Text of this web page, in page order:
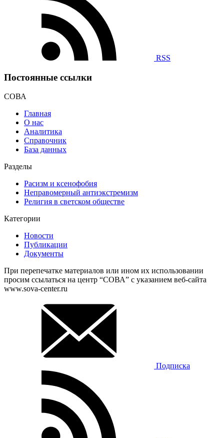
RSS
Постоянные ссылки
СОВА
Главная
О нас
Аналитика
Справочник
База данных
Разделы
Расизм и ксенофобия
Неправомерный антиэкстремизм
Религия в светском обществе
Категории
Новости
Публикации
Документы
При перепечатке материалов или ином их использовании
просим ссылаться на центр “СОВА” с указанием веб-сайта
www.sova-center.ru
Подписка